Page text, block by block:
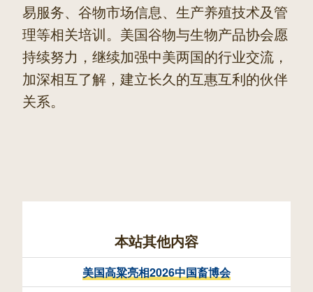
易服务、谷物市场信息、生产养殖技术及管
理等相关培训。美国谷物与生物产品协会愿
持续努力，继续加强中美两国的行业交流，
加深相互了解，建立长久的互惠互利的伙伴
关系。
本站其他内容
美国高粱亮相2026中国畜博会